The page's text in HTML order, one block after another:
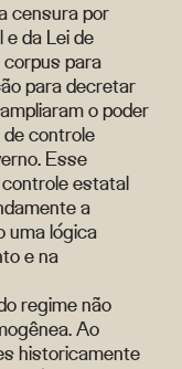
censura por
e da Lei de
para
para decretar
o poder
controle
Esse
estatal
a
uma lógica
e na
regime não
Ao
historicamente